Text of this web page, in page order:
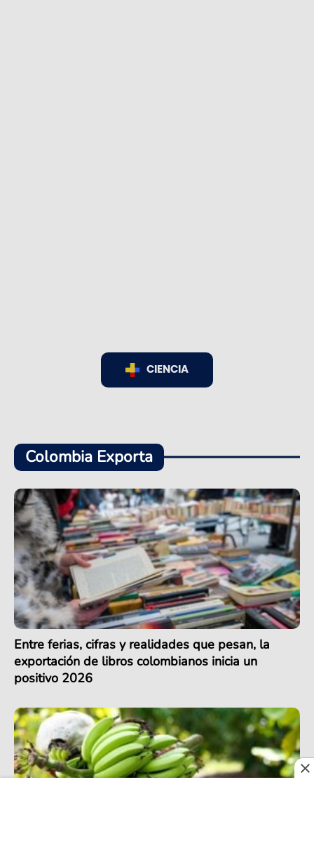
CIENCIA
Colombia Exporta
Entre ferias, cifras y realidades que pesan, la
exportación de libros colombianos inicia un
positivo 2026